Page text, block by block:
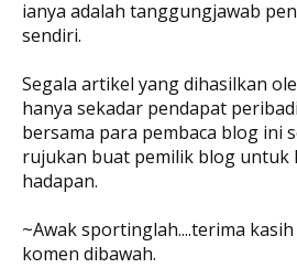
ianya adalah tanggungjawab
sendiri.
Segala artikel yang dihasilkan
hanya sekadar pendapat
bersama para pembaca blog ini
rujukan buat pemilik blog untuk
hadapan.
~Awak sportinglah....terima
komen dibawah.